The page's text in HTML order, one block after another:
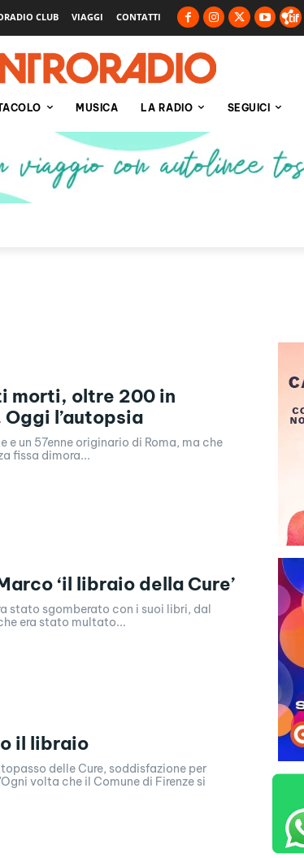
CLUB VIAGGI CONTATTI
MUSICA LA RADIO SEGUICI
morti, oltre 200 in
l’autopsia
e un 57enne originario di Roma, ma che
fissa dimora...
‘il libraio della Cure’
stato sgomberato con i suoi libri, dal
era stato multato...
il libraio
volta che il Comune di Firenze si